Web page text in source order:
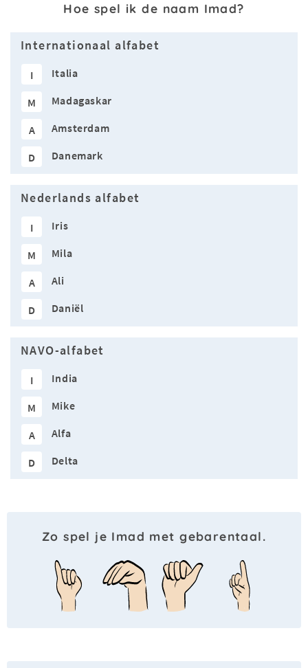
Hoe spel ik de naam Imad?
Internationaal alfabet
I Italia
M Madagaskar
A Amsterdam
D Danemark
Nederlands alfabet
I Iris
M Mila
A Ali
D Daniël
NAVO-alfabet
I India
M Mike
A Alfa
D Delta
Zo spel je Imad met gebarentaal.